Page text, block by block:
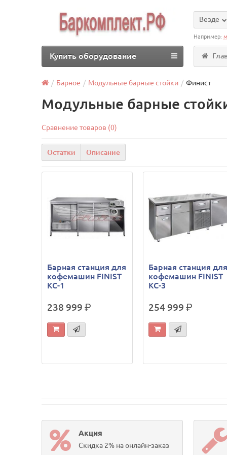
Везде
Например:
Купить оборудование
Барное Модульные барные стойки Финист
Модульные барные
Сравнение товаров (0)
Остатки Описание
Барная станция для
кофемашин FINIST
КС-1
238 999р.
Барная станция
кофемашин FINIST
КС-3
254 999р.
Акция
Скидка 2% на онлайн-заказ